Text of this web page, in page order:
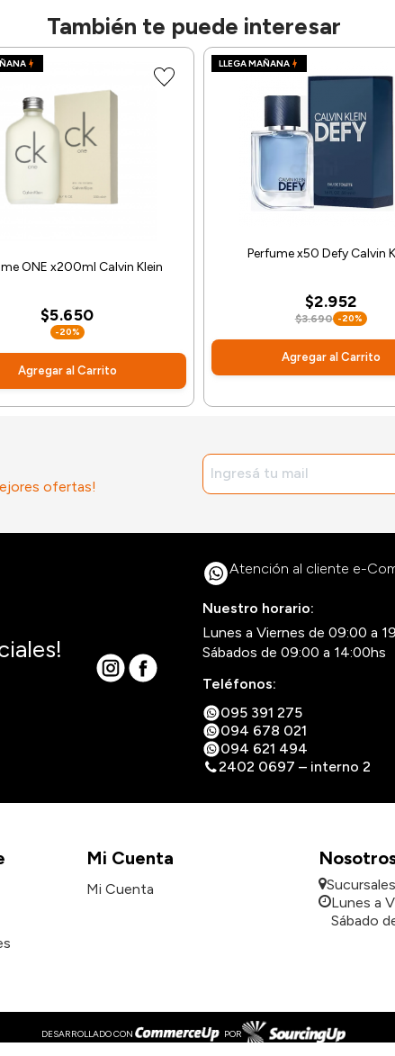
También te puede interesar
ONE x200ml Calvin Klein
$5.650
-20%
Agregar al Carrito
LLEGA MAÑANA
Perfume x50 Defy Calvin
$2.952
$3.690 -20%
Agregar al Carrito
ofertas!
Atención al cliente e-
Nuestro horario:
Lunes a Viernes de 09:00 a
Sábados de 09:00 a 14:00hs
Teléfonos:
095 391 275
094 678 021
094 621 494
2402 0697 – interno 2
Mi Cuenta
Mi Cuenta
Sucursales
Lunes a
Sábado
DESARROLLADO CON POR